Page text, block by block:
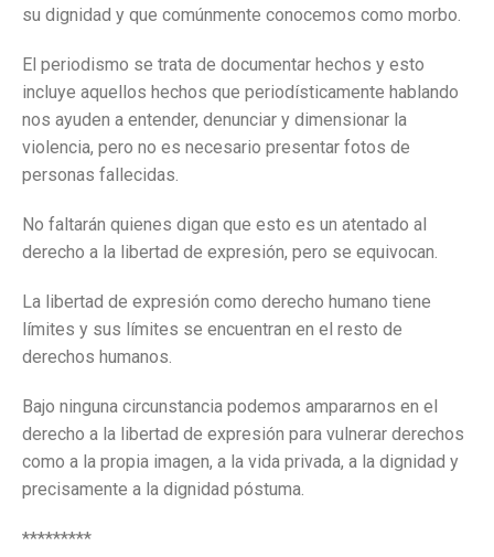
su dignidad y que comúnmente conocemos como morbo.
El periodismo se trata de documentar hechos y esto
incluye aquellos hechos que periodísticamente hablando
nos ayuden a entender, denunciar y dimensionar la
violencia, pero no es necesario presentar fotos de
personas fallecidas.
No faltarán quienes digan que esto es un atentado al
derecho a la libertad de expresión, pero se equivocan.
La libertad de expresión como derecho humano tiene
límites y sus límites se encuentran en el resto de
derechos humanos.
Bajo ninguna circunstancia podemos ampararnos en el
derecho a la libertad de expresión para vulnerar derechos
como a la propia imagen, a la vida privada, a la dignidad y
precisamente a la dignidad póstuma.
*********